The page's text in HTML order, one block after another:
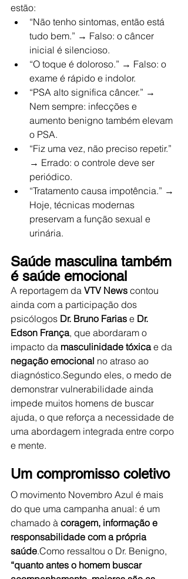
estão:
“Não tenho sintomas, então está
tudo bem.” → Falso: o câncer
inicial é silencioso.
“O toque é doloroso.” → Falso: o
exame é rápido e indolor.
“PSA alto significa câncer.” →
Nem sempre: infecções e
aumento benigno também elevam
o PSA.
“Fiz uma vez, não preciso repetir.”
→ Errado: o controle deve ser
periódico.
“Tratamento causa impotência.” →
Hoje, técnicas modernas
preservam a função sexual e
urinária.
Saúde masculina também
é saúde emocional
A reportagem da VTV News contou
ainda com a participação dos
psicólogos Dr. Bruno Farias e Dr.
Edson França, que abordaram o
impacto da masculinidade tóxica e da
negação emocional no atraso ao
diagnóstico.Segundo eles, o medo de
demonstrar vulnerabilidade ainda
impede muitos homens de buscar
ajuda, o que reforça a necessidade de
uma abordagem integrada entre corpo
e mente.
Um compromisso coletivo
O movimento Novembro Azul é mais
do que uma campanha anual: é um
chamado à coragem, informação e
responsabilidade com a própria
saúde.Como ressaltou o Dr. Benigno,
“quanto antes o homem buscar